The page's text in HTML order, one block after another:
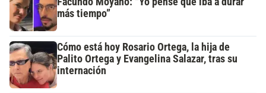
más tiempo”
Cómo está hoy Rosario Ortega, la hija de
Palito Ortega y Evangelina Salazar, tras su
internación